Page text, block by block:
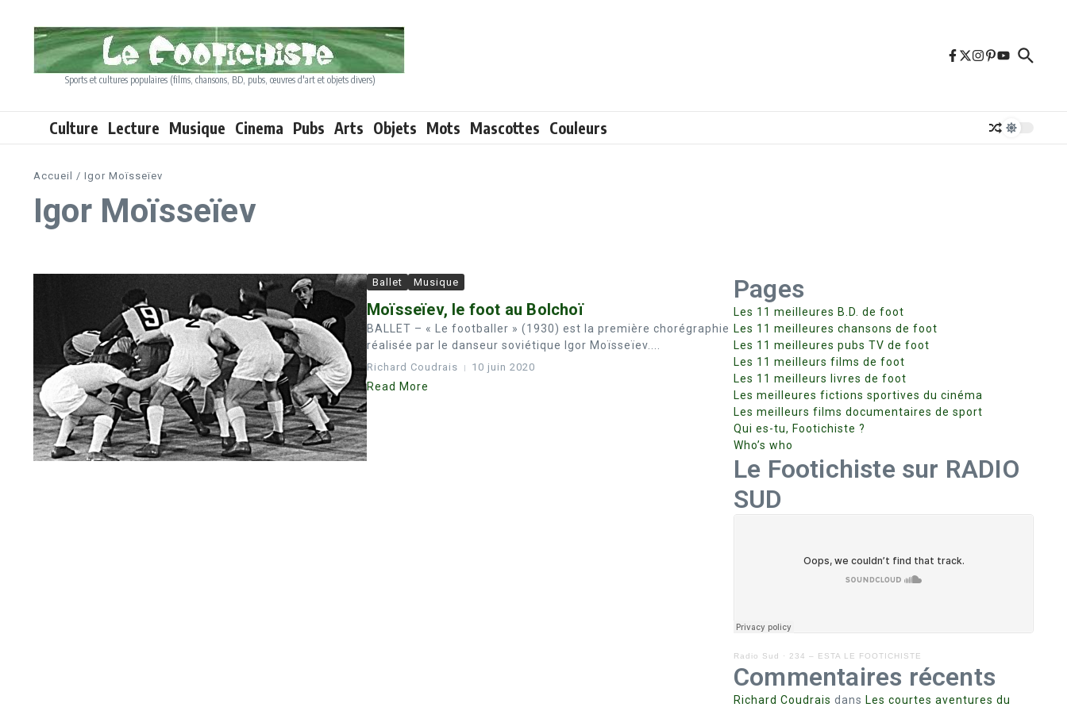
Sports et cultures populaires (films, chansons, BD, pubs, œuvres d'art et objets divers)
Culture Lecture Musique Cinema Pubs Arts Objets Mots Mascottes Couleurs
Accueil / Igor Moïsseïev
Igor Moïsseïev
Ballet Musique
Moïsseïev, le foot au Bolchoï
BALLET – « Le footballer » (1930) est la première chorégraphie
réalisée par le danseur soviétique Igor Moïsseïev....
Richard Coudrais 10 juin 2020
Read More
Pages
Les 11 meilleures B.D. de foot
Les 11 meilleures chansons de foot
Les 11 meilleures pubs TV de foot
Les 11 meilleurs films de foot
Les 11 meilleurs livres de foot
Les meilleures fictions sportives du cinéma
Les meilleurs films documentaires de sport
Qui es-tu, Footichiste ?
Who’s who
Le Footichiste sur RADIO
SUD
Radio Sud · 234 – ESTA LE FOOTICHISTE
Commentaires récents
Richard Coudrais dans Les courtes aventures du